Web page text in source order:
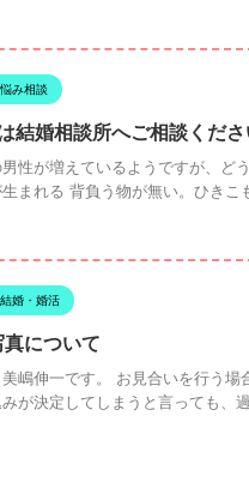
悩み相談
結婚相談所へご相談くださ
性が増えているようですが、ど
生まれる 背負う物が無い。ひき
結婚・婚活
について
美嶋伸一です。 お見合いを行う
が決定してしまうと言っても、